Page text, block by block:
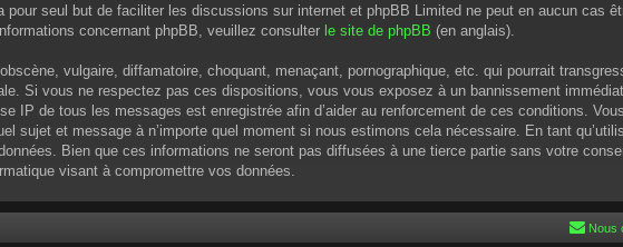
pour seul but de faciliter les discussions sur internet et phpBB Limited ne peut en aucun cas
concernant phpBB, veuillez consulter le site de phpBB (en anglais).
vulgaire, diffamatoire, choquant, menaçant, pornographique, etc. qui pourrait
Si vous ne respectez pas ces dispositions, vous vous exposez à un bannissement
IP de tous les messages est enregistrée afin d’aider au renforcement de ces conditions.
sujet et message à n’importe quel moment si nous estimons cela nécessaire. En tant
Bien que ces informations ne seront pas diffusées à une tierce partie sans votre
visant à compromettre vos données.
Nous